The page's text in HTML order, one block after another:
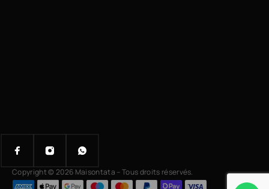
Copyright © 2026 Maisontata – Tous droits réservés.